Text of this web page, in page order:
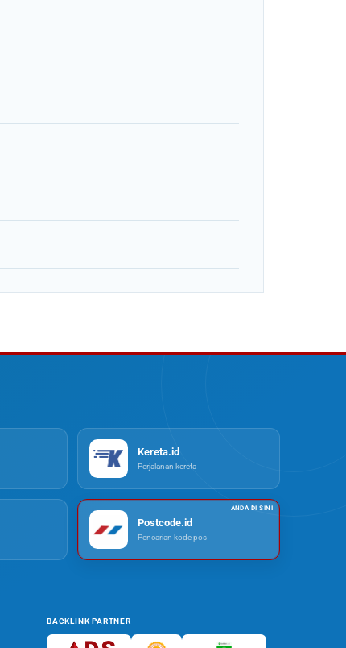
Kereta.id
Perjalanan kereta
Postcode.id
Pencarian kode pos
BACKLINK PARTNER